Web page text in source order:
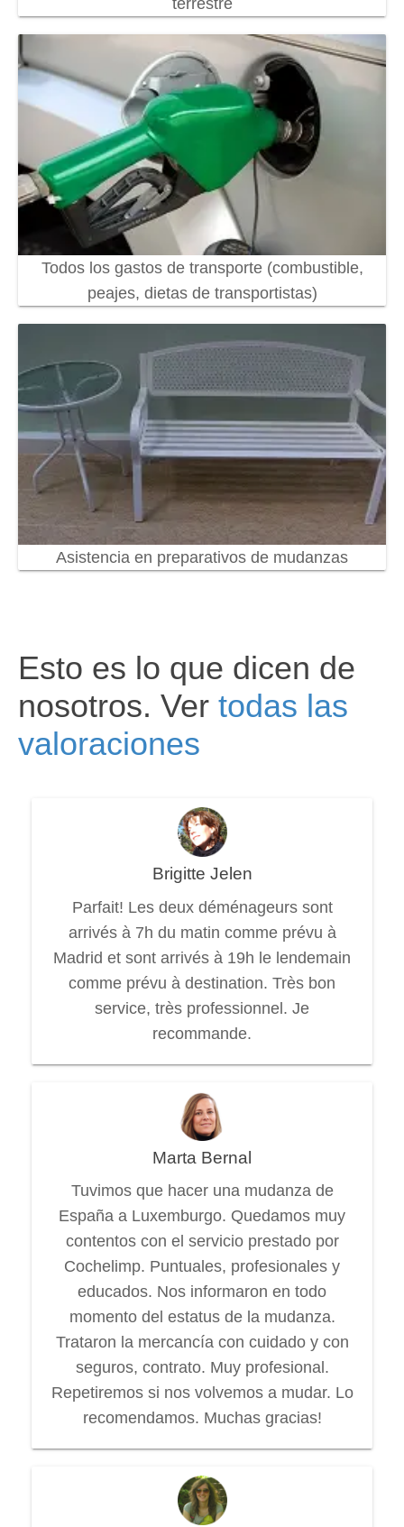
Todos los gastos de transporte (combustible,
peajes, dietas de transportistas)
Asistencia en preparativos de mudanzas
Esto es lo que dicen de
nosotros. Ver todas las
valoraciones
Brigitte Jelen
Parfait! Les deux déménageurs sont
arrivés à 7h du matin comme prévu à
Madrid et sont arrivés à 19h le lendemain
comme prévu à destination. Très bon
service, très professionnel. Je
recommande.
Marta Bernal
Tuvimos que hacer una mudanza de
España a Luxemburgo. Quedamos muy
contentos con el servicio prestado por
Cochelimp. Puntuales, profesionales y
educados. Nos informaron en todo
momento del estatus de la mudanza.
Trataron la mercancía con cuidado y con
seguros, contrato. Muy profesional.
Repetiremos si nos volvemos a mudar. Lo
recomendamos. Muchas gracias!